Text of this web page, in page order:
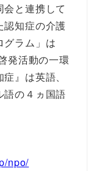
と連携して
認知症の介護
グラム」は
発活動の一環
』は英語、
語の４ヵ国語
npo/